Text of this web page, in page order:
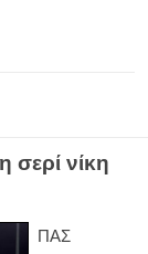
νίκη
ΠΑΣ